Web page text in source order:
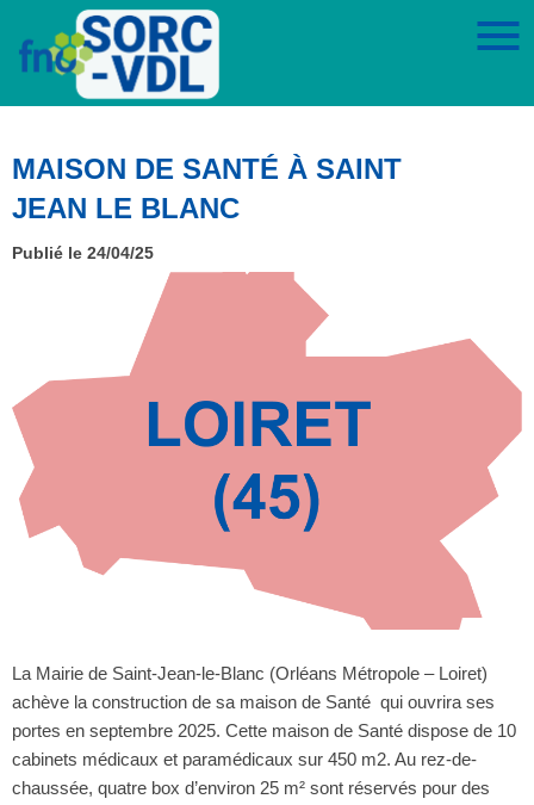
MAISON DE SANTÉ À SAINT
JEAN LE BLANC
Publié le 24/04/25
La Mairie de Saint-Jean-le-Blanc (Orléans Métropole – Loiret)
achève la construction de sa maison de Santé qui ouvrira ses
portes en septembre 2025. Cette maison de Santé dispose de 10
cabinets médicaux et paramédicaux sur 450 m2. Au rez-de-
chaussée, quatre box d’environ 25 m² sont réservés pour des